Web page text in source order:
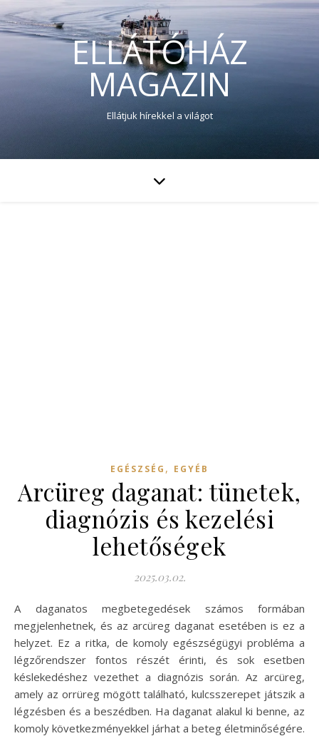
ELLÁTÓHÁZ
MAGAZIN
Ellátjuk hírekkel a világot
EGÉSZSÉG , EGYÉB
Arcüreg daganat: tünetek,
diagnózis és kezelési
lehetőségek
2025.03.02.
A daganatos megbetegedések számos formában
megjelenhetnek, és az arcüreg daganat esetében is ez a
helyzet. Ez a ritka, de komoly egészségügyi probléma a
légzőrendszer fontos részét érinti, és sok esetben
késlekedéshez vezethet a diagnózis során. Az arcüreg,
amely az orrüreg mögött található, kulcsszerepet játszik a
légzésben és a beszédben. Ha daganat alakul ki benne, az
komoly következményekkel járhat a beteg életminőségére.